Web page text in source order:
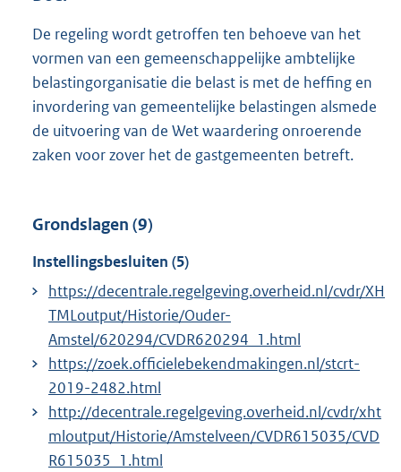
De regeling wordt getroffen ten behoeve van het
vormen van een gemeenschappelijke ambtelijke
belastingorganisatie die belast is met de heffing en
invordering van gemeentelijke belastingen alsmede
de uitvoering van de Wet waardering onroerende
zaken voor zover het de gastgemeenten betreft.
Grondslagen (9)
Instellingsbesluiten (5)
https://decentrale.regelgeving.overheid.nl/cvdr/XH
TMLoutput/Historie/Ouder-
Amstel/620294/CVDR620294_1.html
https://zoek.officielebekendmakingen.nl/stcrt-
2019-2482.html
http://decentrale.regelgeving.overheid.nl/cvdr/xht
mloutput/Historie/Amstelveen/CVDR615035/CVD
R615035_1.html